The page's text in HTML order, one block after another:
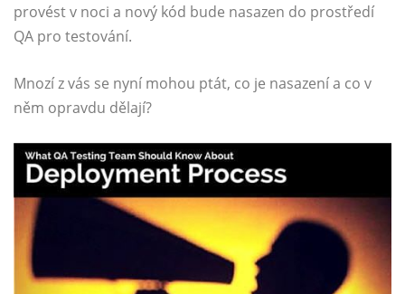
provést v noci a nový kód bude nasazen do prostředí
QA pro testování.
Mnozí z vás se nyní mohou ptát, co je nasazení a co v
něm opravdu dělají?